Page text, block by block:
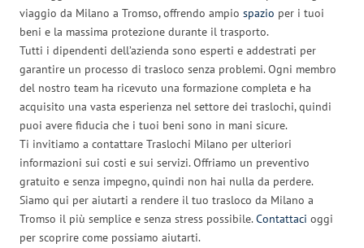
viaggio da Milano a Tromso, offrendo ampio spazio per i tuoi
beni e la massima protezione durante il trasporto.
Tutti i dipendenti dell’azienda sono esperti e addestrati per
garantire un processo di trasloco senza problemi. Ogni membro
del nostro team ha ricevuto una formazione completa e ha
acquisito una vasta esperienza nel settore dei traslochi, quindi
puoi avere fiducia che i tuoi beni sono in mani sicure.
Ti invitiamo a contattare Traslochi Milano per ulteriori
informazioni sui costi e sui servizi. Offriamo un preventivo
gratuito e senza impegno, quindi non hai nulla da perdere.
Siamo qui per aiutarti a rendere il tuo trasloco da Milano a
Tromso il più semplice e senza stress possibile.Contattaci oggi
per scoprire come possiamo aiutarti.